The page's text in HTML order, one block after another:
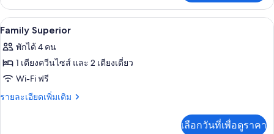
เกี่ยว
กับ
Family
Double
Double
เปิด
ภาพถ่าย
ทั้งหมด
ของ
Family
เครื่องนอนระดับพรีเมียม, มินิบาร์, ตู้นิ
5
Family Superior
พักได้ 4 คน
1 เตียงควีนไซส์ และ 2 เตียงเดี่ยว
Wi-Fi ฟรี
รายละเอียดเพิ่มเติม
ราย
เลือกวันที่เพื่อดูราคา